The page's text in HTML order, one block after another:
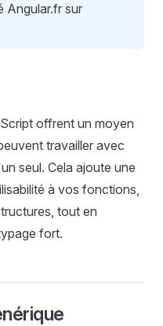
Angular.fr sur
offrent un moyen
travailler avec
seul. Cela ajoute une
à vos fonctions,
tout en
fort.